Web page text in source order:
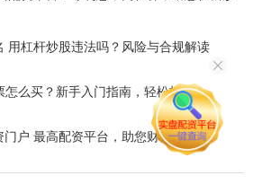
用杠杆炒股违法吗？风险与合规解读
怎么买？新手入门指南，轻松投资！
户 最高配资平台，助您财富升级！